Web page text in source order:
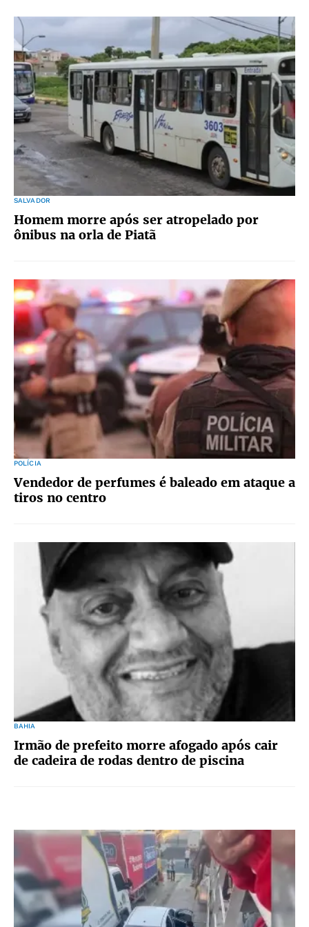
SALVADOR
Homem morre após ser atropelado por
ônibus na orla de Piatã
POLÍCIA
Vendedor de perfumes é baleado em ataque a
tiros no centro
BAHIA
Irmão de prefeito morre afogado após cair
de cadeira de rodas dentro de piscina